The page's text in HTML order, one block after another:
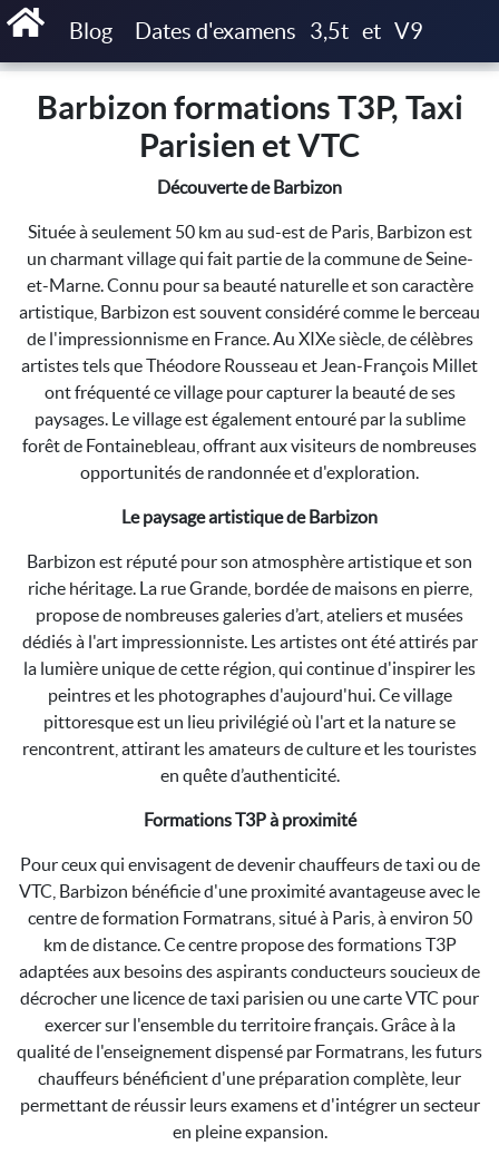
Blog Dates d'examens 3,5t et V9
Accueil Barbizon formations T3P, Taxi Parisien et VTC
Barbizon formations T3P, Taxi
Parisien et VTC
Découverte de Barbizon
Située à seulement 50 km au sud-est de Paris, Barbizon est
un charmant village qui fait partie de la commune de Seine-
et-Marne. Connu pour sa beauté naturelle et son caractère
artistique, Barbizon est souvent considéré comme le berceau
de l'impressionnisme en France. Au XIXe siècle, de célèbres
artistes tels que Théodore Rousseau et Jean-François Millet
ont fréquenté ce village pour capturer la beauté de ses
paysages. Le village est également entouré par la sublime
forêt de Fontainebleau, offrant aux visiteurs de nombreuses
opportunités de randonnée et d'exploration.
Le paysage artistique de Barbizon
Barbizon est réputé pour son atmosphère artistique et son
riche héritage. La rue Grande, bordée de maisons en pierre,
propose de nombreuses galeries d’art, ateliers et musées
dédiés à l'art impressionniste. Les artistes ont été attirés par
la lumière unique de cette région, qui continue d'inspirer les
peintres et les photographes d'aujourd'hui. Ce village
pittoresque est un lieu privilégié où l'art et la nature se
rencontrent, attirant les amateurs de culture et les touristes
en quête d’authenticité.
Formations T3P à proximité
Pour ceux qui envisagent de devenir chauffeurs de taxi ou de
VTC, Barbizon bénéficie d'une proximité avantageuse avec le
centre de formation Formatrans, situé à Paris, à environ 50
km de distance. Ce centre propose des formations T3P
adaptées aux besoins des aspirants conducteurs soucieux de
décrocher une licence de taxi parisien ou une carte VTC pour
exercer sur l'ensemble du territoire français. Grâce à la
qualité de l'enseignement dispensé par Formatrans, les futurs
chauffeurs bénéficient d'une préparation complète, leur
permettant de réussir leurs examens et d'intégrer un secteur
en pleine expansion.